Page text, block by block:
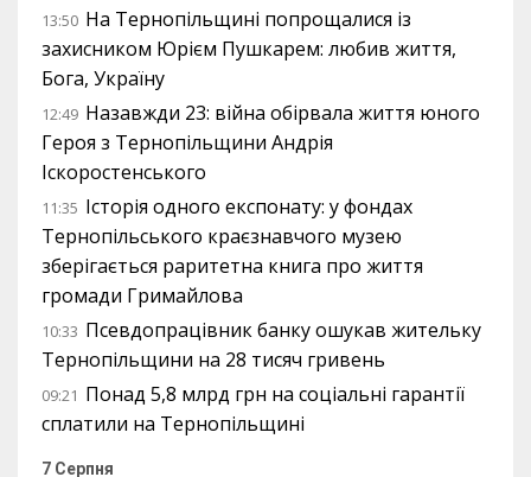
13:50 На Тернопільщині попрощалися із
захисником Юрієм Пушкарем: любив життя,
Бога, Україну
12:49 Назавжди 23: війна обірвала життя юного
Героя з Тернопільщини Андрія
Іскоростенського
11:35 Історія одного експонату: у фондах
Тернопільського краєзнавчого музею
зберігається раритетна книга про життя
громади Гримайлова
10:33 Псевдопрацівник банку ошукав жительку
Тернопільщини на 28 тисяч гривень
09:21 Понад 5,8 млрд грн на соціальні гарантії
сплатили на Тернопільщині
7 Серпня